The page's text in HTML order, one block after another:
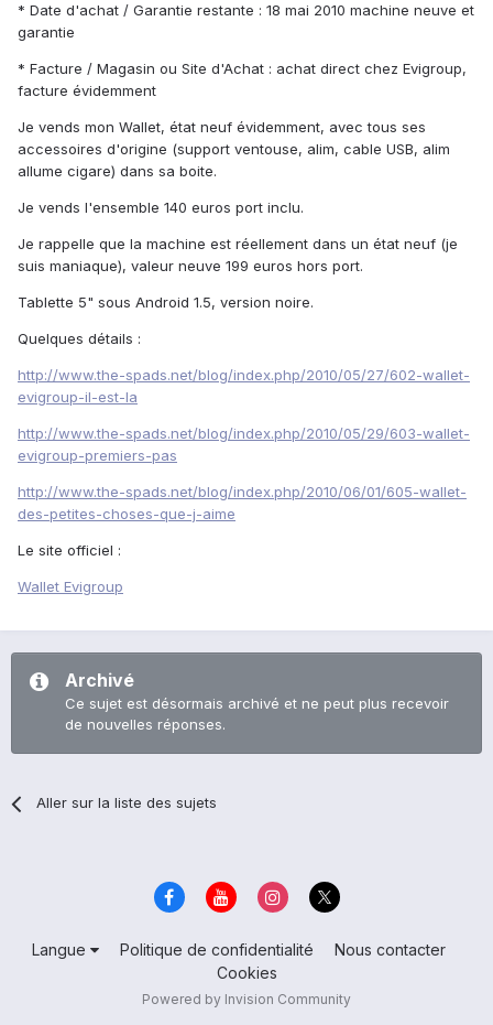
* Date d'achat / Garantie restante : 18 mai 2010 machine neuve et
garantie
* Facture / Magasin ou Site d'Achat : achat direct chez Evigroup,
facture évidemment
Je vends mon Wallet, état neuf évidemment, avec tous ses
accessoires d'origine (support ventouse, alim, cable USB, alim
allume cigare) dans sa boite.
Je vends l'ensemble 140 euros port inclu.
Je rappelle que la machine est réellement dans un état neuf (je
suis maniaque), valeur neuve 199 euros hors port.
Tablette 5" sous Android 1.5, version noire.
Quelques détails :
http://www.the-spads.net/blog/index.php/2010/05/27/602-wallet-
evigroup-il-est-la
http://www.the-spads.net/blog/index.php/2010/05/29/603-wallet-
evigroup-premiers-pas
http://www.the-spads.net/blog/index.php/2010/06/01/605-wallet-
des-petites-choses-que-j-aime
Le site officiel :
Wallet Evigroup
Archivé
Ce sujet est désormais archivé et ne peut plus recevoir
de nouvelles réponses.
Aller sur la liste des sujets
Langue Politique de confidentialité
Nous contacter
Cookies
Powered by Invision Community